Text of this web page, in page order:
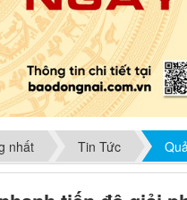
nhất Tin Tức